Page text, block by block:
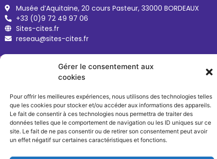
Gérer le consentement aux
cookies
Pour offrir les meilleures expériences, nous utilisons des technologies telles
que les cookies pour stocker et/ou accéder aux informations des appareils.
Le fait de consentir à ces technologies nous permettra de traiter des
données telles que le comportement de navigation ou les ID uniques sur ce
site. Le fait de ne pas consentir ou de retirer son consentement peut avoir
un effet négatif sur certaines caractéristiques et fonctions.
Musée d’Aquitaine, 20 cours Pasteur, 33000 BORDEAUX
+33 (0)9 72 49 97 06
Sites-cites.fr
reseau@sites-cites.fr
Copyright © 2026 Sites & Cités
Mentions légales